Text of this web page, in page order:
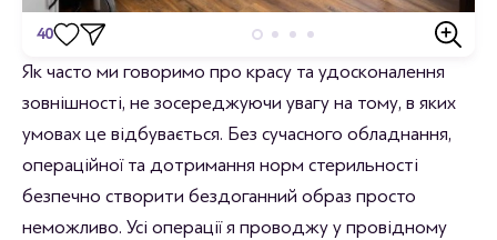
40
Відгуки
Станьте першим хто залишить відгук.
Як часто ми говоримо про красу та удосконалення
зовнішності, не зосереджуючи увагу на тому, в яких
умовах це відбувається. Без сучасного обладнання,
операційної та дотримання норм стерильності
безпечно створити бездоганний образ просто
неможливо. Усі операції я проводжу у провідному